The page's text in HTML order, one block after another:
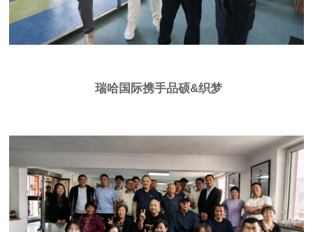
瑞哈国际携手品硕&织梦